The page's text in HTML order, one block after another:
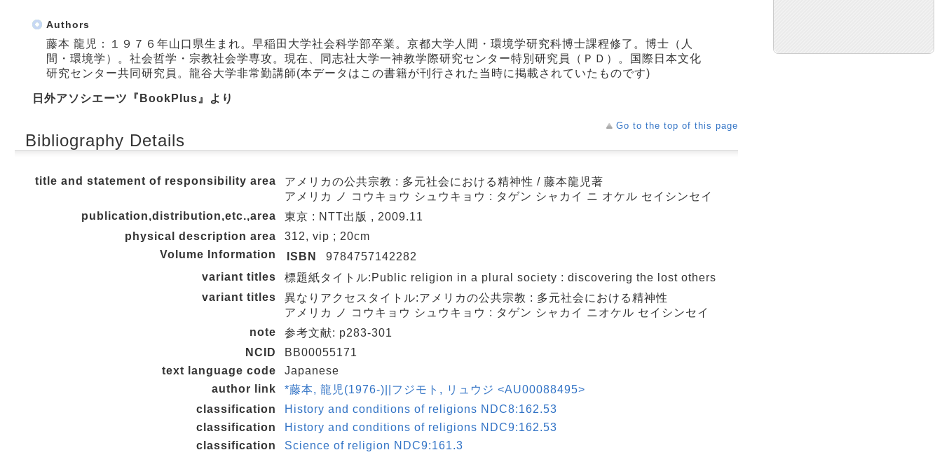
Authors
藤本 龍児：１９７６年山口県生まれ。早稲田大学社会科学部卒業。京都大学人間・環境学研究科博士課程修了。博士（人
間・環境学）。社会哲学・宗教社会学専攻。現在、同志社大学一神教学際研究センター特別研究員（ＰＤ）。国際日本文化
研究センター共同研究員。龍谷大学非常勤講師(本データはこの書籍が刊行された当時に掲載されていたものです)
日外アソシエーツ『BookPlus』より
Go to the top of this page
Bibliography Details
title and statement of responsibility area
アメリカの公共宗教 : 多元社会における精神性 / 藤本龍児著
アメリカ ノ コウキョウ シュウキョウ : タゲン シャカイ ニ オケル セイシンセイ
publication,distribution,etc.,area
東京 : NTT出版 , 2009.11
physical description area
312, vip ; 20cm
Volume Information
ISBN
9784757142282
variant titles
標題紙タイトル:Public religion in a plural society : discovering the lost others
variant titles
異なりアクセスタイトル:アメリカの公共宗教 : 多元社会における精神性
アメリカ ノ コウキョウ シュウキョウ : タゲン シャカイ ニオケル セイシンセイ
note
参考文献: p283-301
NCID
BB00055171
text language code
Japanese
author link
*藤本, 龍児(1976-)||フジモト, リュウジ <AU00088495>
classification
History and conditions of religions NDC8:162.53
classification
History and conditions of religions NDC9:162.53
classification
Science of religion NDC9:161.3